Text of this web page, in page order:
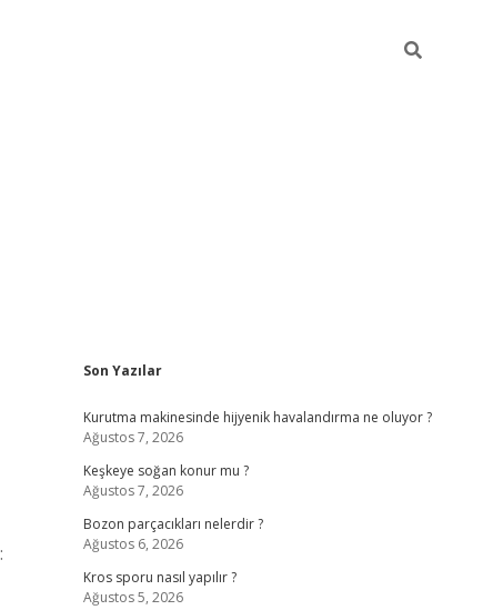
Sidebar
Son Yazılar
Kurutma makinesinde hijyenik havalandırma ne oluyor ?
Ağustos 7, 2026
Keşkeye soğan konur mu ?
Ağustos 7, 2026
Bozon parçacıkları nelerdir ?
Ağustos 6, 2026
Kros sporu nasıl yapılır ?
Ağustos 5, 2026